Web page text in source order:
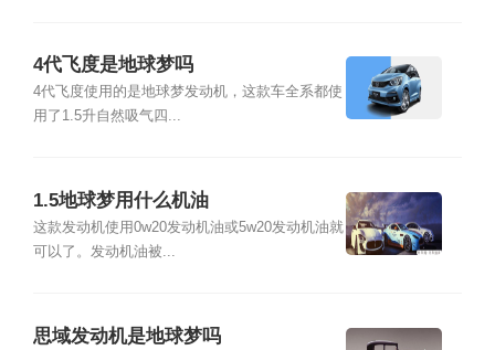
4代飞度是地球梦吗
4代飞度使用的是地球梦发动机，这款车全系都使
用了1.5升自然吸气四...
1.5地球梦用什么机油
这款发动机使用0w20发动机油或5w20发动机油就
可以了。发动机油被...
思域发动机是地球梦吗